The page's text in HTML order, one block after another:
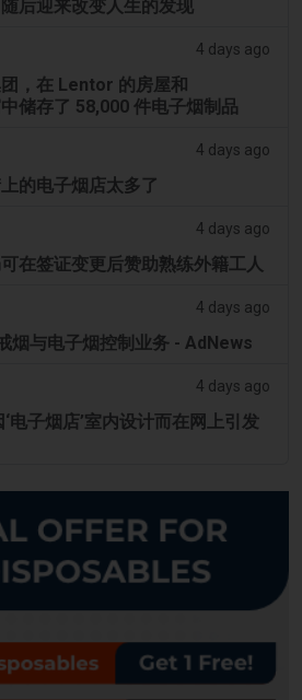
后迎来改变人生的发现
4 days ago
，在 Lentor 的房屋和
储存了 58,000 件电子烟制品
4 days ago
的电子烟店太多了
4 days ago
在签证变更后赞助熟练外籍工人
4 days ago
烟与电子烟控制业务 - AdNews
4 days ago
电子烟店’室内设计而在网上引发